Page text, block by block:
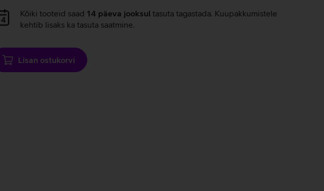
Kõiki tooteid saad 14 päeva jooksul tasuta tagastada. Kuupakkumistele
kehtib lisaks ka tasuta saatmine.
Lisan ostukorvi